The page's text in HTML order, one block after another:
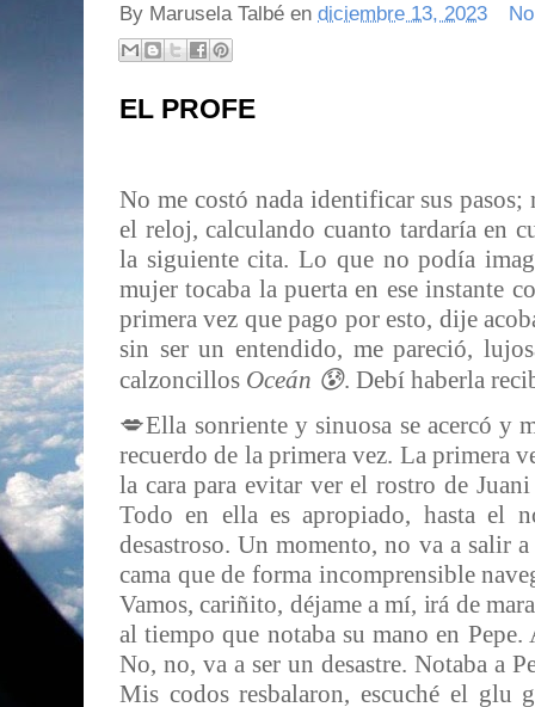
By Marusela Talbé en diciembre 13, 2023
EL PROFE
No me costó nada identificar sus
el reloj, calculando cuanto tardaría en
la siguiente cita. Lo que no podía
mujer tocaba la puerta en ese instante
primera vez que pago por esto, dije
sin ser un entendido, me pareció,
calzoncillos Oceán 😰. Debí haberla
💋Ella sonriente y sinuosa se acercó y
recuerdo de la primera vez. La primera
la cara para evitar ver el rostro de
Todo en ella es apropiado, hasta el
desastroso. Un momento, no va a salir
cama que de forma incomprensible
Vamos, cariñito, déjame a mí, irá de
al tiempo que notaba su mano en
No, no, va a ser un desastre. Notaba a
Mis codos resbalaron, escuché el glu